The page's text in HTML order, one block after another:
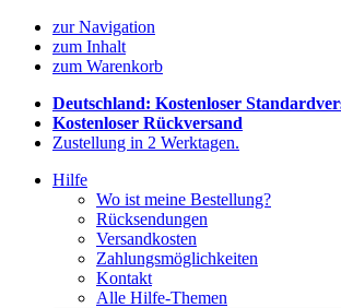
zur Navigation
zum Inhalt
zum Warenkorb
Deutschland: Kostenloser
Kostenloser Rückversand
Zustellung in 2 Werktagen.
Hilfe
Wo ist meine Bestellung?
Rücksendungen
Versandkosten
Zahlungsmöglichkeiten
Kontakt
Alle Hilfe-Themen